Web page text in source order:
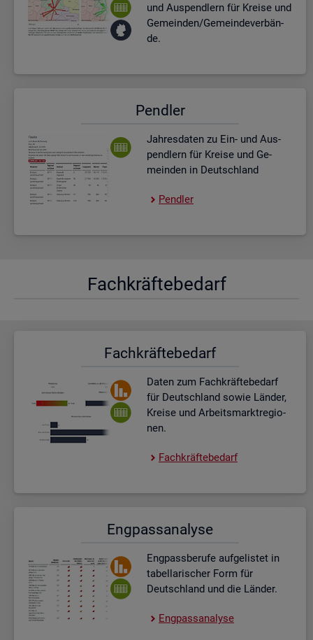
und Aus­pend­lern für Krei­se und
Ge­mein­den/Ge­mein­de­ver­bän­
de.
Pend­ler
Jah­res­da­ten zu Ein- und Aus­
pend­lern für Krei­se und Ge­
mein­den in Deutsch­land
Pend­ler
Fach­kräf­te­be­darf
Fach­kräf­te­be­darf
Daten zum Fach­kräf­te­be­darf
für Deutsch­land sowie Län­der,
Krei­se und Ar­beits­markt­re­gio­
nen.
Fach­kräf­te­be­darf
Eng­pass­ana­ly­se
Eng­pass­be­ru­fe auf­ge­lis­tet in
ta­bel­la­ri­scher Form für
Deutsch­land und die Län­der.
Eng­pass­ana­ly­se